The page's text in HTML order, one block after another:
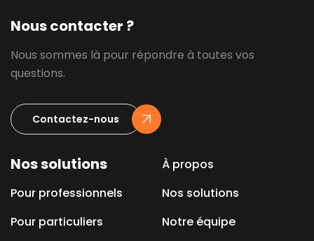
Nos solutions
Pour professionnels
Pour particuliers
À propos
Nos solutions
Notre équipe
Nous contacter ?
Nous sommes là pour répondre à toutes vos
questions.
Contactez-nous